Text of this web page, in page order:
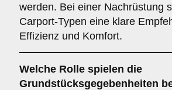
werden. Bei einer Nachrüstung
Carport-Typen eine klare
Effizienz und Komfort.
Welche Rolle spielen die
Grundstücksgegebenheiten